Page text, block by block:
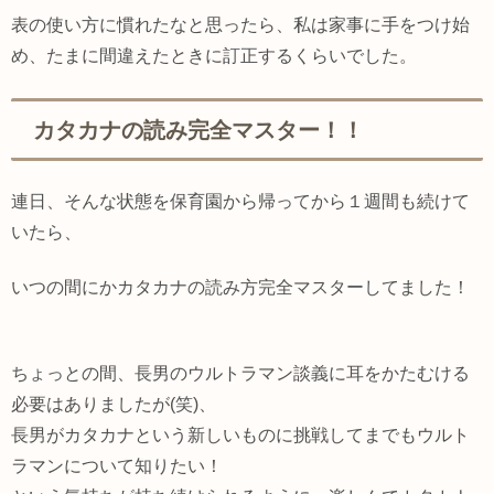
表の使い方に慣れたなと思ったら、私は家事に手をつけ始
め、たまに間違えたときに訂正するくらいでした。
カタカナの読み完全マスター！！
連日、そんな状態を保育園から帰ってから１週間も続けて
いたら、
いつの間にかカタカナの読み方完全マスターしてました！
ちょっとの間、長男のウルトラマン談義に耳をかたむける
必要はありましたが(笑)、
長男がカタカナという新しいものに挑戦してまでもウルト
ラマンについて知りたい！